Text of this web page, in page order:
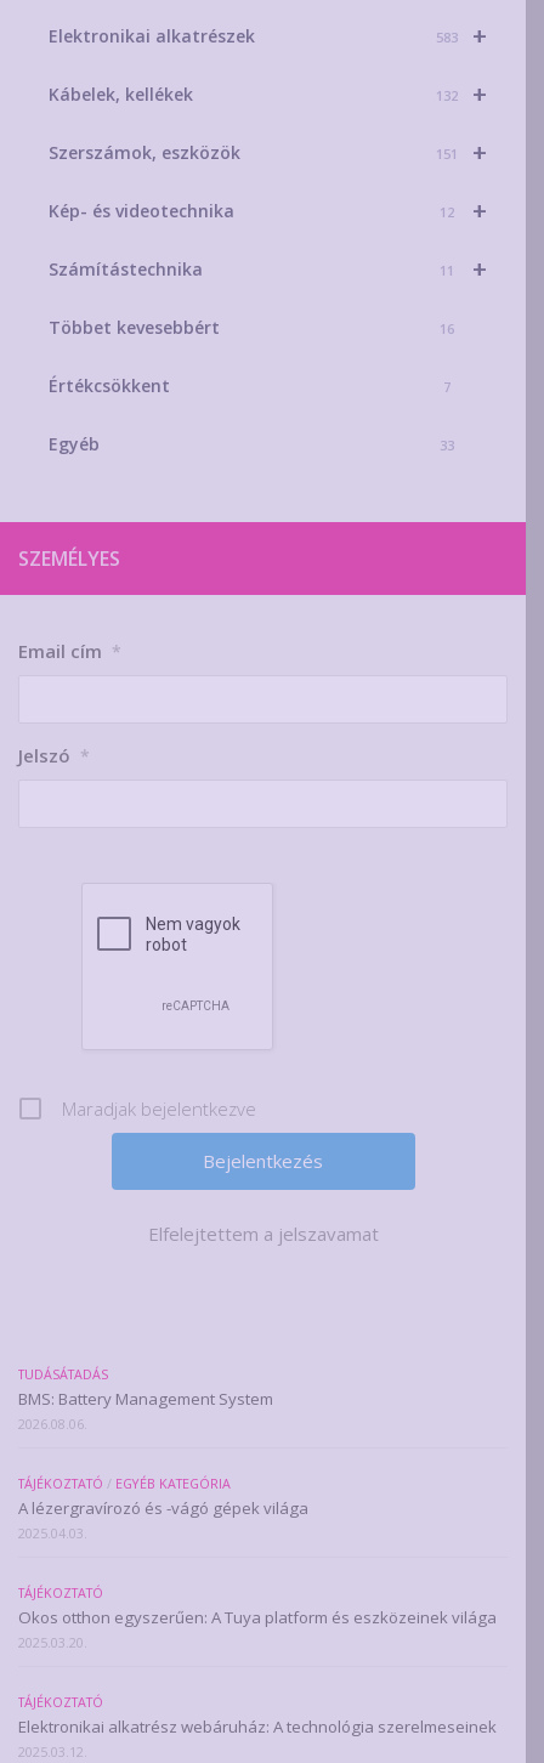
+
Elektronikai alkatrészek 583
+
Kábelek, kellékek 132
+
Szerszámok, eszközök 151
+
Kép- és videotechnika 12
+
Számítástechnika 11
Többet kevesebbért 16
Értékcsökkent 7
Egyéb 33
SZEMÉLYES
Email cím *
Jelszó *
Maradjak bejelentkezve
Elfelejtettem a jelszavamat
TUDÁSÁTADÁS
BMS: Battery Management System
2026.08.06.
TÁJÉKOZTATÓ / EGYÉB KATEGÓRIA
A lézergravírozó és -vágó gépek világa
2025.04.03.
TÁJÉKOZTATÓ
Okos otthon egyszerűen: A Tuya platform és eszközeinek világa
2025.03.20.
TÁJÉKOZTATÓ
Elektronikai alkatrész webáruház: A technológia szerelmeseinek
2025.03.12.